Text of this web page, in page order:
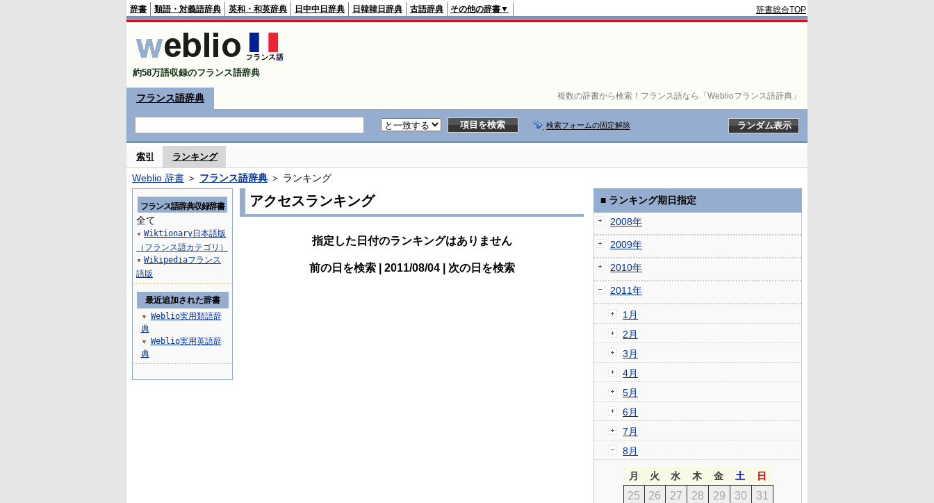
複数の辞書から検索！フランス語なら「Weblioフランス語辞典」
辞書 類語・対義語辞典 英和・和英辞典 日中中日辞典 日韓韓日辞典 古語辞典 その他の辞書▼ 辞書総合TOP
約58万語収録のフランス語辞典
フランス語辞典
検索フォームの固定解除
索引 ランキング
Weblio 辞書 ＞ フランス語辞典 ＞ ランキング
アクセスランキング
指定した日付のランキングはありません
前の日を検索 | 2011/08/04 | 次の日を検索
フランス語辞典収録辞書
全て
▼ Wiktionary日本語版
（フランス語カテゴリ）
▼ Wikipediaフランス
語版
最近追加された辞書
▼
Weblio実用類語辞
典
▼
Weblio実用英語辞
典
■ ランキング期日指定
2008年
2009年
2010年
2011年
1月
2月
3月
4月
5月
6月
7月
8月
月 火 水 木 金 土 日
25 26 27 28 29 30
31